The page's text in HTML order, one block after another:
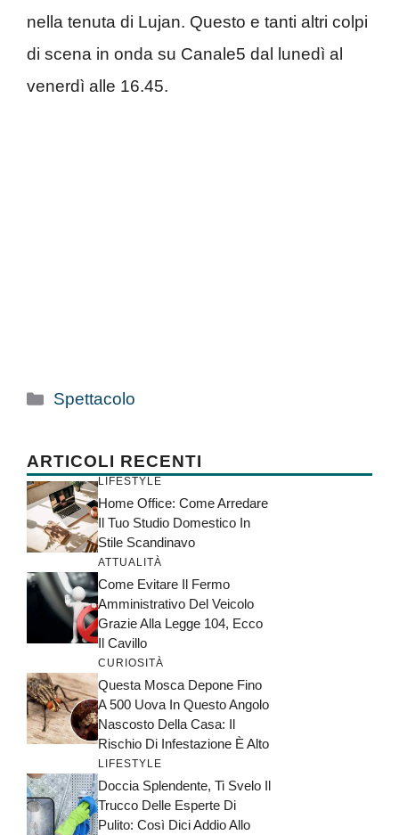
nella tenuta di Lujan. Questo e tanti altri colpi
di scena in onda su Canale5 dal lunedì al
venerdì alle 16.45.
Categorie
Spettacolo
ARTICOLI RECENTI
LIFESTYLE
Home Office: Come Arredare
Il Tuo Studio Domestico In
Stile Scandinavo
ATTUALITÀ
Come Evitare Il Fermo
Amministrativo Del Veicolo
Grazie Alla Legge 104, Ecco
Il Cavillo
CURIOSITÀ
Questa Mosca Depone Fino
A 500 Uova In Questo Angolo
Nascosto Della Casa: Il
Rischio Di Infestazione È Alto
LIFESTYLE
Doccia Splendente, Ti Svelo Il
Trucco Delle Esperte Di
Pulito: Così Dici Addio Allo